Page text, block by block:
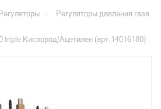
Регуляторы — Регуляторы давления газа
triple Кислород/Ацетилен (арт.14016180)